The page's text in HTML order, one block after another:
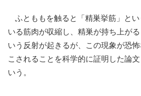
ふとももを触ると「精巣挙筋」と
いる筋肉が収縮し、精巣が持ち上が
いう反射が起きるが、この現象が恐
こされることを科学的に証明した論
いう。